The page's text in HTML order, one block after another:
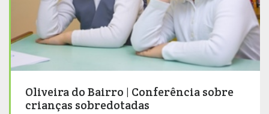
Oliveira do Bairro | Conferência sobre
crianças sobredotadas